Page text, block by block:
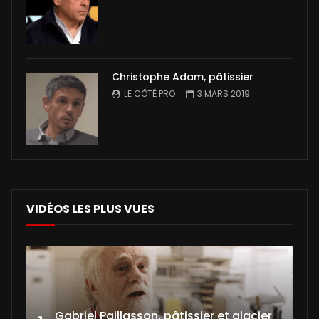
Christophe Adam, pâtissier
LE CÔTÉ PRO 3 MARS 2019
VIDÉOS LES PLUS VUES
Gabriel Paillasson, pâtissier et glacier